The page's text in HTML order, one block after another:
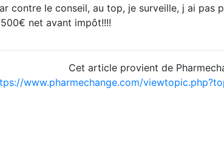
contre le conseil, au top, je surveille, j ai pas
net avant impôt!!!!
Cet article provient de
www.pharmechange.com/